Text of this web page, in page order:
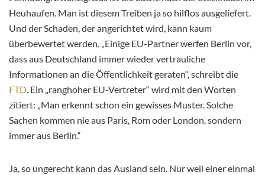
Heuhaufen. Man ist diesem Treiben ja so hilflos ausgeliefert.
Und der Schaden, der angerichtet wird, kann kaum
überbewertet werden. „Einige EU-Partner werfen Berlin vor,
dass aus Deutschland immer wieder vertrauliche
Informationen an die Öffentlichkeit geraten“, schreibt die
FTD. Ein „ranghoher EU-Vertreter“ wird mit den Worten
zitiert: „Man erkennt schon ein gewisses Muster. Solche
Sachen kommen nie aus Paris, Rom oder London, sondern
immer aus Berlin.“
Ja, so ungerecht kann das Ausland sein. Nur weil einer einmal